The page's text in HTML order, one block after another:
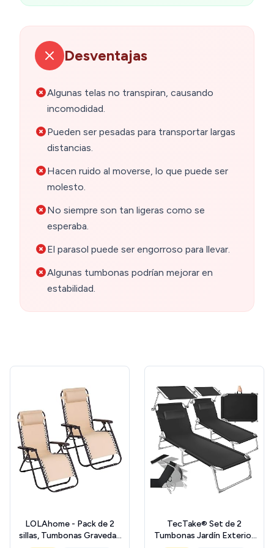
Desventajas
Algunas telas no transpiran, causando
incomodidad.
Pueden ser pesadas para transportar largas
distancias.
Hacen ruido al moverse, lo que puede ser
molesto.
No siempre son tan ligeras como se
esperaba.
El parasol puede ser engorroso para llevar.
Algunas tumbonas podrían mejorar en
estabilidad.
LOLAhome - Pack de 2
sillas, Tumbonas Gravedad
TecTake® Set de 2
Tumbonas Jardín Exterior